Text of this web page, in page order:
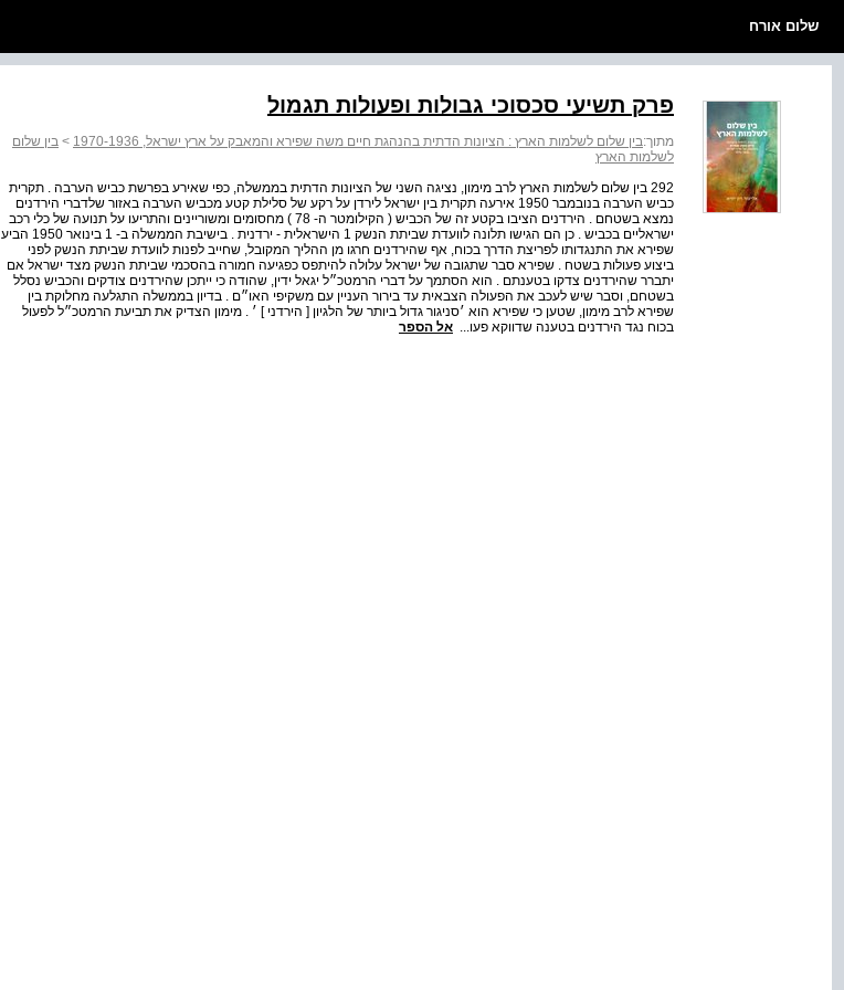
שלום אורח
פרק תשיעי סכסוכי גבולות ופעולות תגמול
מתוך:בין שלום לשלמות הארץ : הציונות הדתית בהנהגת חיים משה שפירא והמאבק על ארץ ישראל, 1970-1936 > בין שלום
לשלמות הארץ
292 בין שלום לשלמות הארץ לרב מימון, נציגה השני של הציונות הדתית בממשלה, כפי שאירע בפרשת כביש הערבה . תקרית
כביש הערבה בנובמבר 1950 אירעה תקרית בין ישראל לירדן על רקע של סלילת קטע מכביש הערבה באזור שלדברי הירדנים
נמצא בשטחם . הירדנים הציבו בקטע זה של הכביש ( הקילומטר ה- 78 ) מחסומים ומשוריינים והתריעו על תנועה של כלי רכב
ישראליים בכביש . כן הם הגישו תלונה לוועדת שביתת הנשק 1 הישראלית - ירדנית . בישיבת הממשלה ב- 1 בינואר 1950 הביע
שפירא את התנגדותו לפריצת הדרך בכוח, אף שהירדנים חרגו מן ההליך המקובל, שחייב לפנות לוועדת שביתת הנשק לפני
ביצוע פעולות בשטח . שפירא סבר שתגובה של ישראל עלולה להיתפס כפגיעה חמורה בהסכמי שביתת הנשק מצד ישראל אם
יתברר שהירדנים צדקו בטענתם . הוא הסתמך על דברי הרמטכ״ל יגאל ידין, שהודה כי ייתכן שהירדנים צודקים והכביש נסלל
בשטחם, וסבר שיש לעכב את הפעולה הצבאית עד בירור העניין עם משקיפי האו״ם . בדיון בממשלה התגלעה מחלוקת בין
שפירא לרב מימון, שטען כי שפירא הוא ׳סניגור גדול ביותר של הלגיון [ הירדני ] ׳ . מימון הצדיק את תביעת הרמטכ״ל לפעול
בכוח נגד הירדנים בטענה שדווקא פעו... אל הספר